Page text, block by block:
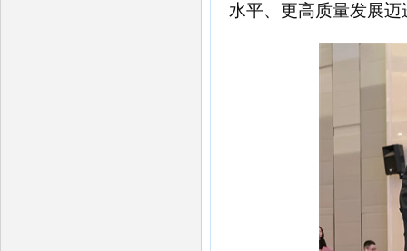
水平、更高质量发展迈